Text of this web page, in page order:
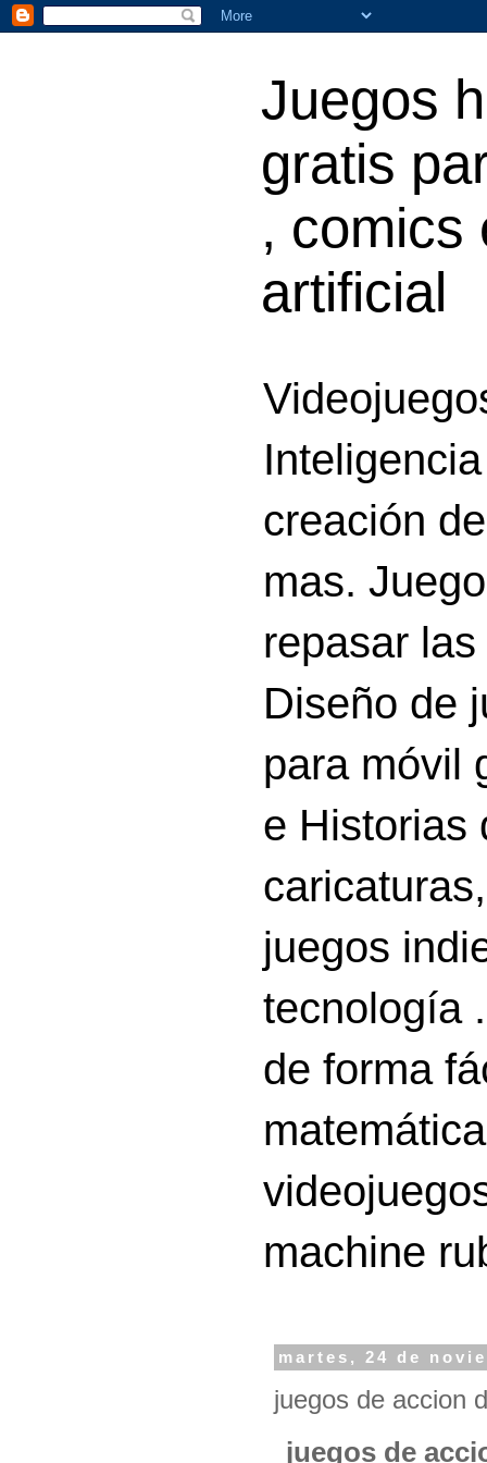
Juegos
gratis
, comics
artificial
creación
mas.
repasar
Diseño de
para móvil
e Historias
juegos
tecnología
de forma
machine
martes, 24 de
juegos de accion
juegos de